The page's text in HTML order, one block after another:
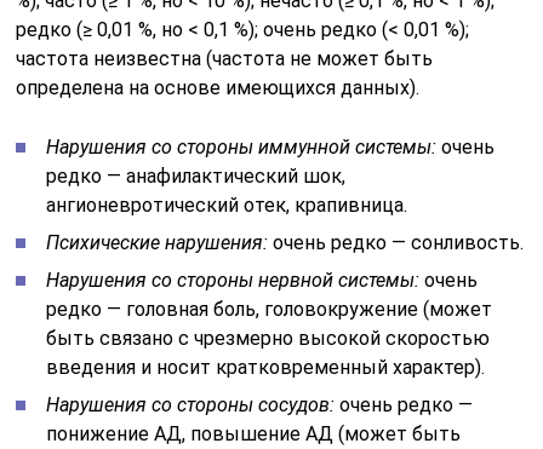
редко (≥ 0,01 %, но < 0,1 %); очень редко (< 0,01 %);
частота неизвестна (частота не может быть
определена на основе имеющихся данных).
Нарушения со стороны иммунной системы: очень
редко — анафилактический шок,
ангионевротический отек, крапивница.
Психические нарушения: очень редко — сонливость.
Нарушения со стороны нервной системы: очень
редко — головная боль, головокружение (может
быть связано с чрезмерно высокой скоростью
введения и носит кратковременный характер).
Нарушения со стороны сосудов: очень редко —
понижение АД, повышение АД (может быть